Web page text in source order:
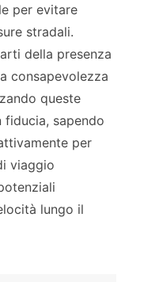
per evitare
stradali.
della presenza
consapevolezza
queste
sapendo
per
viaggio
lungo il